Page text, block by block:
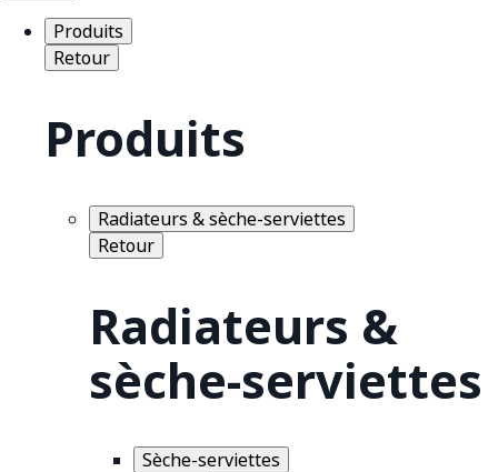
Produits
Retour
Produits
Radiateurs & sèche-serviettes
Retour
Radiateurs &
sèche-serviettes
Sèche-serviettes